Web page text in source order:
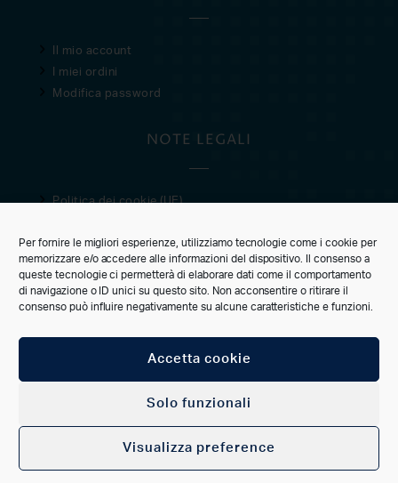
Per fornire le migliori esperienze, utilizziamo tecnologie come i cookie per
memorizzare e/o accedere alle informazioni del dispositivo. Il consenso a
queste tecnologie ci permetterà di elaborare dati come il comportamento
di navigazione o ID unici su questo sito. Non acconsentire o ritirare il
consenso può influire negativamente su alcune caratteristiche e funzioni.
Accetta cookie
Solo funzionali
Visualizza preference
Il mio account
I miei ordini
Modifica password
NOTE LEGALI
Politica dei cookie (UE)
Condizioni di vendita
CUSTOMER CARE
CONNECT